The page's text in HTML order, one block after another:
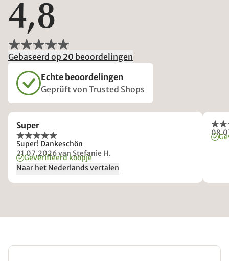
4,8
Gebaseerd op 20 beoordelingen
Echte beoordelingen
Geprüft von Trusted Shops
Super
Super! Dankeschön
21.07.2026van Stefanie H.
Geverifieerd koopje
Naar het Nederlands vertalen